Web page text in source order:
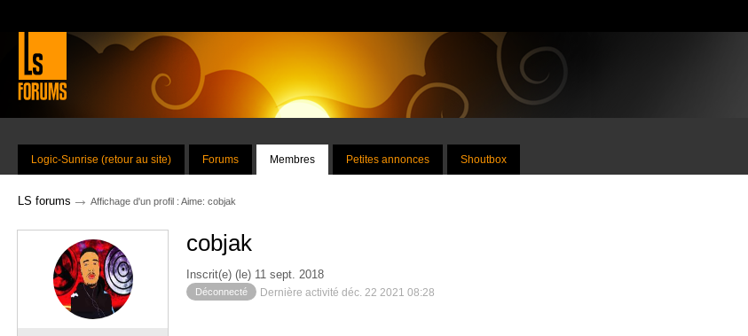
Logic-Sunrise (retour au site) Forums Membres Petites annonces Shoutbox
LS forums → Affichage d'un profil : Aime: cobjak
cobjak
Inscrit(e) (le) 11 sept. 2018
Déconnecté Dernière activité déc. 22 2021 08:28